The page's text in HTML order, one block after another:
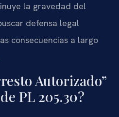
la gravedad del
defensa legal
consecuencias a largo
Autorizado”
PL 205.30?